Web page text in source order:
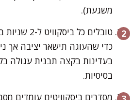
משגעת).
טובלים כל
כדי שהעוגה תישאר יציבה אך
בסיסיות.
מסדרים ביסקוויטים עומדים